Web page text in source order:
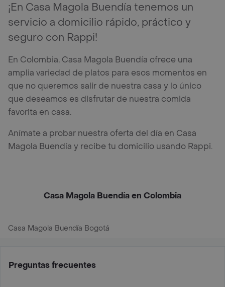
¡En Casa Magola Buendía tenemos un
servicio a domicilio rápido, práctico y
seguro con Rappi!
En Colombia, Casa Magola Buendía ofrece una
amplia variedad de platos para esos momentos en
que no queremos salir de nuestra casa y lo único
que deseamos es disfrutar de nuestra comida
favorita en casa.
Anímate a probar nuestra oferta del día en Casa
Magola Buendía y recibe tu domicilio usando Rappi.
Casa Magola Buendía en Colombia
Casa Magola Buendía Bogotá
Preguntas frecuentes